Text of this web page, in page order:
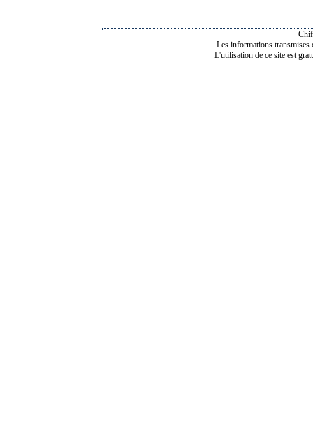
Les informations transmises
L'utilisation de ce site est